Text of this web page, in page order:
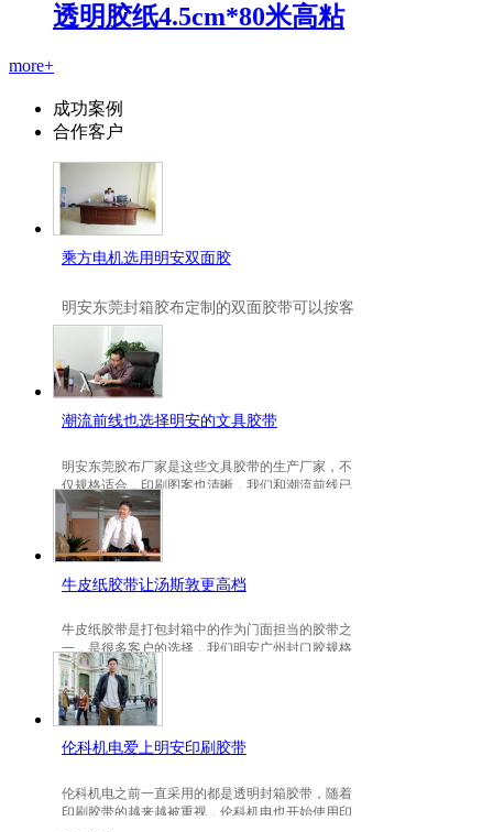
透明胶纸4.5cm*80米高粘
more+
成功案例
合作客户
乘方电机选用明安双面胶
明安东莞封箱胶布定制 的双面胶带可以按客
是可以定做的，不仅如此，规格也是可以定
做的。
潮流前线也选择明安的文具胶带
明安东莞胶布厂家是这些文具胶带的生产厂家，不
仅规格适合，印刷图案也清晰，我们和潮流前线已
有3年的稳定合作关系。
牛皮纸胶带让汤斯敦更高档
牛皮纸胶带是打包封箱中的作为门面担当的胶带之
一，是很多客户的选择，我们明安广州封口胶规格
包装的牛皮纸胶带就是汤斯敦的选择。
伦科机电爱上明安印刷胶带
伦科机电之前一直采用的都是透明封箱胶带，随着
印刷胶带的越来越被重视，伦科机电也开始使用印